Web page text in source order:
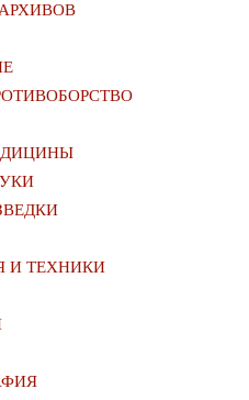
И ТЕХНИКИ